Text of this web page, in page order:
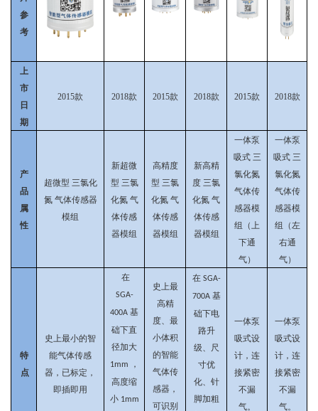
参
考
上
市
日
期
2015款 2018款 2015款 2018款 2015款 2018款
产
品
属
性
超微型 三氯化
氮 气体传感器
模组
新超微
型 三氯
化氮 气
体传感
器模组
高精度
型 三氯
化氮 气
体传感
器模组
新高精
度 三氯
化氮 气
体传感
器模组
一体泵
吸式 三
氯化氮
气体传
感器模
组（上
下通
气）
一体泵
吸式 三
氯化氮
气体传
感器模
组（左
右通
气）
特
点
史上最小的智
能气体传感
器，已标定，
即插即用
在
SGA-
400A 基
础下直
径加大
1mm
，
高度缩
小 1mm
史上最
高精
度、最
小体积
的智能
气体传
感器，
可识别
在 SGA-
700A 基
础下电
路升
级、尺
寸优
化、针
脚加粗
一体泵
吸式设
计，连
接紧密
不漏
气。
一体泵
吸式设
计，连
接紧密
不漏
气。